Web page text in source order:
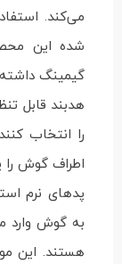
می‌کند.
شده این
گیمینگ
هدبند قابل
را انتخاب
اطراف گوش
پدهای نرم
به گوش وارد
هستند. این